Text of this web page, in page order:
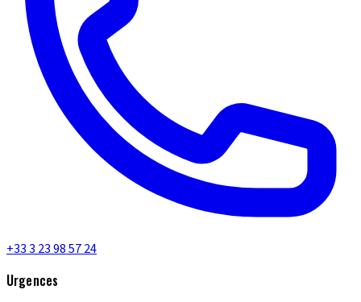
+33 3 23 98 57 24
Urgences